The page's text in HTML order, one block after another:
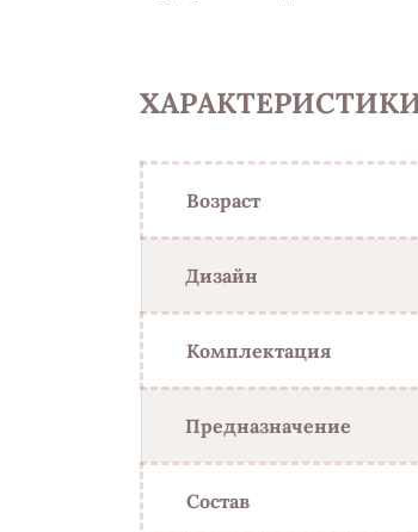
Возраст
Дизайн
Комплектация
Предназначение
Состав